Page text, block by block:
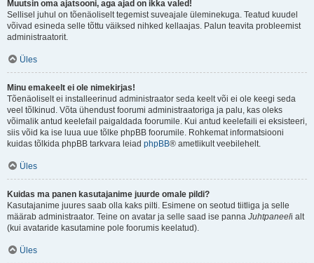
Muutsin oma ajatsooni, aga ajad on ikka valed!
Sellisel juhul on tõenäoliselt tegemist suveajale üleminekuga. Teatud kuudel
võivad esineda selle tõttu väiksed nihked kellaajas. Palun teavita probleemist
administraatorit.
Üles
Minu emakeelt ei ole nimekirjas!
Tõenäoliselt ei installeerinud administraator seda keelt või ei ole keegi seda
veel tõlkinud. Võta ühendust foorumi administraatoriga ja palu, kas oleks
võimalik antud keelefail paigaldada foorumile. Kui antud keelefaili ei eksisteeri,
siis võid ka ise luua uue tõlke phpBB foorumile. Rohkemat informatsiooni
kuidas tõlkida phpBB tarkvara leiad phpBB® ametlikult veebilehelt.
Üles
Kuidas ma panen kasutajanime juurde omale pildi?
Kasutajanime juures saab olla kaks pilti. Esimene on seotud tiitliga ja selle
määrab administraator. Teine on avatar ja selle saad ise panna Juhtpaneeli alt
(kui avataride kasutamine pole foorumis keelatud).
Üles